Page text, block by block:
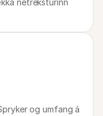
netreksturinn
og umfang á